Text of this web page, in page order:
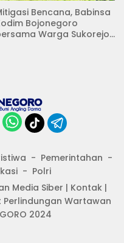
Bencana, Babinsa
Bojonegoro
Warga Sukorejo
Pemerintahan
Polri
Media Siber | Kontak|
Perlindungan Wartawan
2024